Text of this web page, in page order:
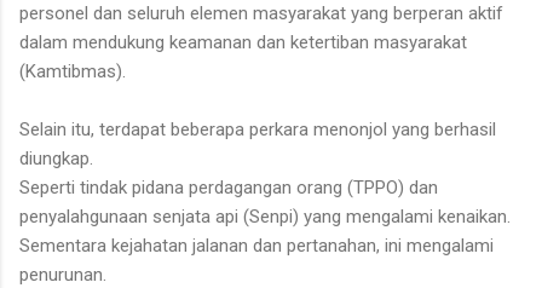
personel dan seluruh elemen masyarakat yang berperan aktif
dalam mendukung keamanan dan ketertiban masyarakat
(Kamtibmas).
Selain itu, terdapat beberapa perkara menonjol yang berhasil
diungkap.
Seperti tindak pidana perdagangan orang (TPPO) dan
penyalahgunaan senjata api (Senpi) yang mengalami kenaikan.
Sementara kejahatan jalanan dan pertanahan, ini mengalami
penurunan.